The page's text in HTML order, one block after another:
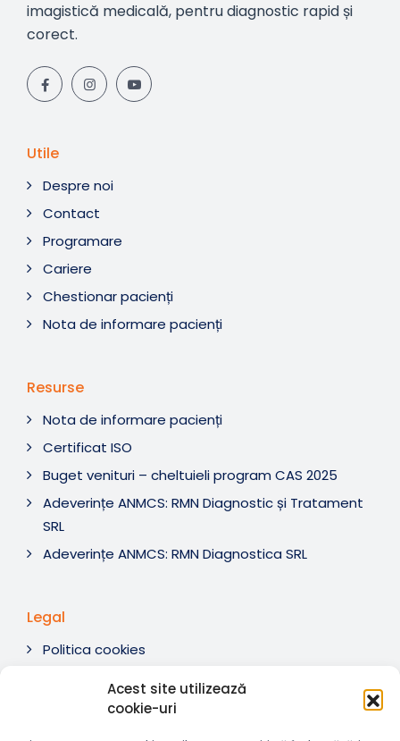
Acest site utilizează
cookie-uri
imagistică medicală, pentru diagnostic rapid și
corect.
Utile
Despre noi
Contact
Programare
Cariere
Chestionar pacienți
Nota de informare pacienți
Resurse
Nota de informare pacienți
Certificat ISO
Buget venituri – cheltuieli program CAS 2025
Adeverințe ANMCS: RMN Diagnostic și Tratament
SRL
Adeverințe ANMCS: RMN Diagnostica SRL
Legal
Politica cookies
Soluționare litigii